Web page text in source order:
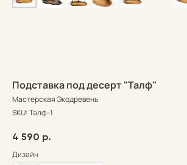
Подставка под десерт "Талф"
Мастерская Экодревень
SKU:Талф-1
4 590 р.
Дизайн